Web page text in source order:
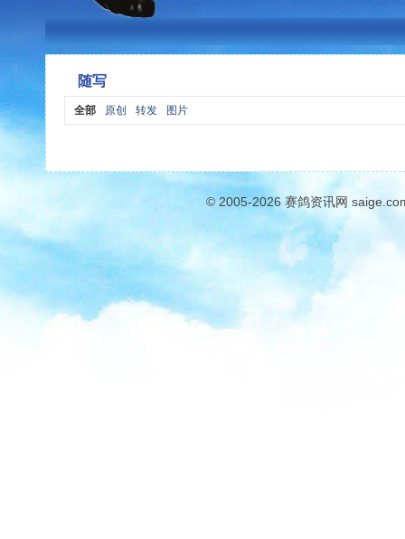
随写
全部 原创 转发 图片
© 2005-2026 赛鸽资讯网